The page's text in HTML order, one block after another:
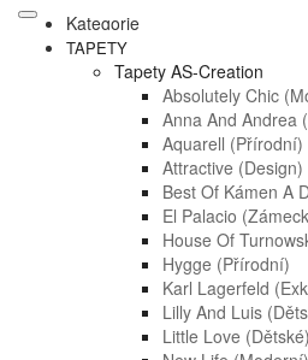
Kategorie
TAPETY
Tapety AS-Creation
Absolutely Chic
Anna And Andrea
Aquarell (přírodní)
Attractive (design)
Best Of Kámen A
El Palacio
House Of
Hygge (přírodní)
Karl Lagerfeld
Lilly And Luis
Little Love (dětské)